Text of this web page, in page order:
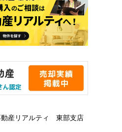
動産リアルティ 東部支店